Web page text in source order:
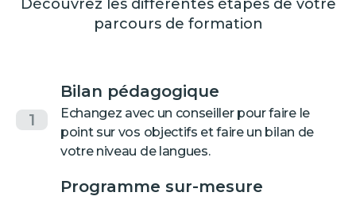
Découvrez les différentes étapes de votre
parcours de formation
1
Bilan pédagogique
Echangez avec un conseiller pour faire le
point sur vos objectifs et faire un bilan de
votre niveau de langues.
Programme sur-mesure